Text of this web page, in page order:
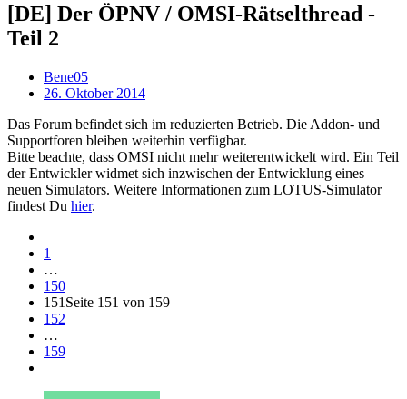
[DE] Der ÖPNV / OMSI-Rätselthread -
Teil 2
Bene05
26. Oktober 2014
Das Forum befindet sich im reduzierten Betrieb. Die Addon- und
Supportforen bleiben weiterhin verfügbar.
Bitte beachte, dass OMSI nicht mehr weiterentwickelt wird. Ein Teil
der Entwickler widmet sich inzwischen der Entwicklung eines
neuen Simulators. Weitere Informationen zum LOTUS-Simulator
findest Du hier.
1
…
150
151 Seite 151 von 159
152
…
159